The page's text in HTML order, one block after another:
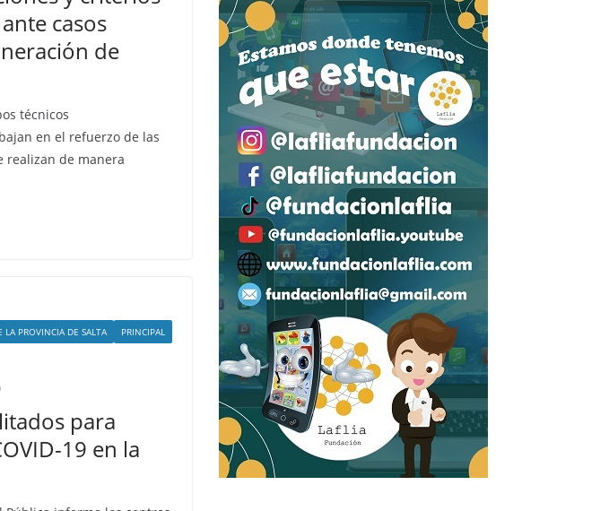
casos
de
técnicos
en el refuerzo de las
realizan de manera
LA PROVINCIA DE SALTA
PRINCIPAL
para
19 en la